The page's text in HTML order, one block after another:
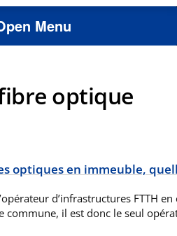
Menu
optique
optiques en immeuble,
d’infrastructures FTTH
commune, il est donc le seul